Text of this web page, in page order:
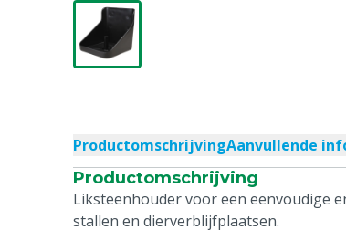
ProductomschrijvingAanvullende
Productomschrijving
Liksteenhouder voor een eenvoudige
stallen en dierverblijfplaatsen.